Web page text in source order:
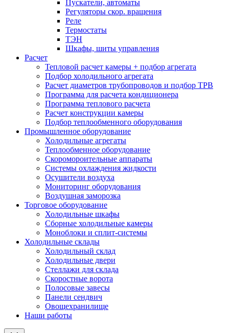
Пускатели, автоматы
Регуляторы скор. вращения
Реле
Термостаты
ТЭН
Шкафы, шиты управления
Расчет
Тепловой расчет камеры + подбор агрегата
Подбор холодильного агрегата
Расчет диаметров трубопроводов и подбор ТРВ
Программа для расчета кондиционера
Программа теплового расчета
Расчет конструкции камеры
Подбор теплообменного оборудования
Промышленное оборудование
Холодильные агрегаты
Теплообменное оборудование
Скоромороительные аппараты
Системы охлаждения жидкости
Осушители воздуха
Мониторинг оборудования
Воздушная заморозка
Торговое оборудование
Холодильные шкафы
Сборные холодильные камеры
Моноблоки и сплит-системы
Холодильные склады
Холодильный склад
Холодильные двери
Стеллажи для склада
Скоростные ворота
Полосовые завесы
Панели сендвич
Овощехранилище
Наши работы